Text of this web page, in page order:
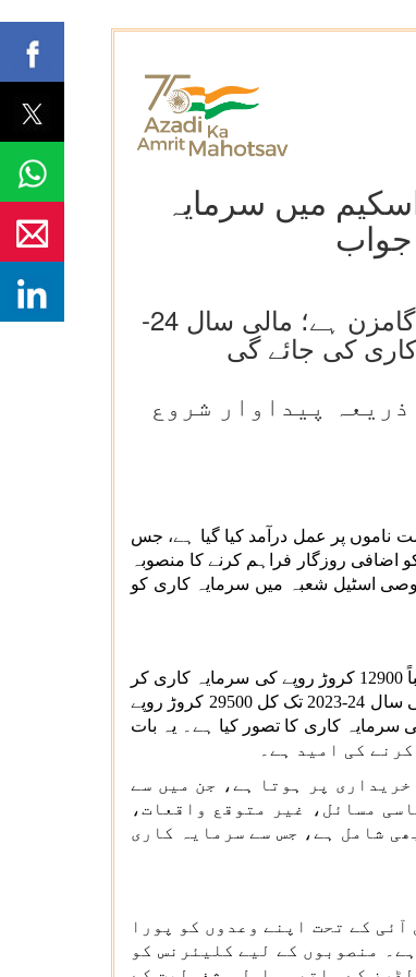
میں سرمایہ
اسٹیل کی وزارت 28-2027 تک پی ایل آئی اسکیم کے ہدف کو حاصل کرنے کی راہ پر گامزن ہے؛ مالی سال 24-
ہے اور اس سہ ماہی میں مزید 9 اکائیوں کے ذریعہ پیداوار شروع
روپے کی سرمایہ کاری والے 57 مفاہمت ناموں پر عمل درآمد کیا گیا ہے، جس
اسپیشلٹی اسٹیل گریڈ کی پیداوار کے لیے 25 میٹرک ٹن کی اضافی صلاحیت اور تقریباً 17000 لوگوں کو اضافی روزگار فراہم کرنے کا منصوبہ
جو ہندوستان کی صنعتی ترقی کی رفتار میں ایک اہم پہل ہے، کو جولائی 2021 میں خصوصی اسٹیل شعبہ میں سرمایہ کاری کو
دسمبر 2023 تک، منتخب کمپنیاں موجودہ مالی سال تک 21000 کروڑ روپے کی سرمایہ کاری کے وعدے کے مقابلے میں پہلے ہی تقریباً 12900 کروڑ روپے کی سرمایہ کاری کر
چکی ہیں۔ توقع ہے کہ مالی سال 2024 کے دوران ان کمپنیوں کے ذریعہ مزید 3000 کروڑ کی سرمایہ کاری کی جائے گی، یعنی مالی سال 24-2023 تک کل 29500 کروڑ روپے
کاری کی جائے گی۔ اسٹیل کی وزارت نے مالی سال 25-2024 میں 10000 کروڑ روپے کی سرمایہ کاری کا تصور کیا ہے۔ یہ بات
پر ہوتا ہے، جن میں سے
مسائل، غیر متوقع واقعات،
شامل ہے، جس سے سرمایہ کاری
کے تحت اپنے وعدوں کو پورا
منصوبوں کے لیے کلیئرنس کو